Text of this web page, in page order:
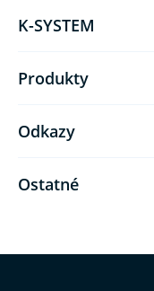
K-SYSTEM
Produkty
Odkazy
Ostatné